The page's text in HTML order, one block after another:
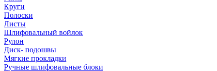
Круги
Полоски
Листы
Шлифовальный войлок
Рулон
Диск- подошвы
Мягкие прокладки
Ручные шлифовальные блоки